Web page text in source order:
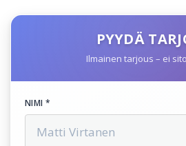
PYYDÄ
Ilmainen tarjous – ei
NIMI *